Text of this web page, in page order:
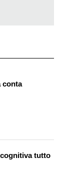
risultava
le
il medesimo su
La sua
pronte e
di
e
accompagnano
fa, ha
Antifa – termine
conta
tutto